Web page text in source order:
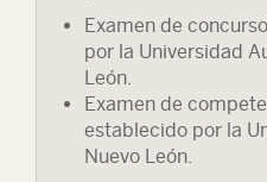
Examen de
por la Universidad
León.
Examen de
establecido por la
Nuevo León.